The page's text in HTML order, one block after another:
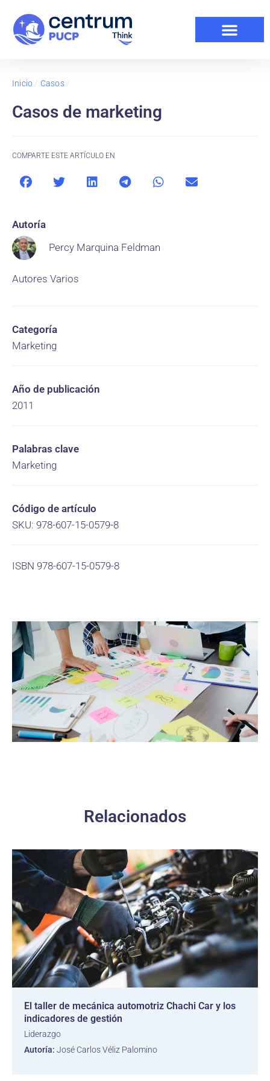
Inicio / Casos/
Casos de marketing
COMPARTE ESTE ARTÍCULO EN
Autoría
Percy Marquina Feldman
Autores Varios
Categoría
Marketing
Año de publicación
2011
Palabras clave
Marketing
Código de artículo
SKU: 978-607-15-0579-8
ISBN 978-607-15-0579-8
Relacionados
El taller de mecánica automotriz Chachi Car y los
indicadores de gestión
Liderazgo
Autoría: José Carlos Véliz Palomino